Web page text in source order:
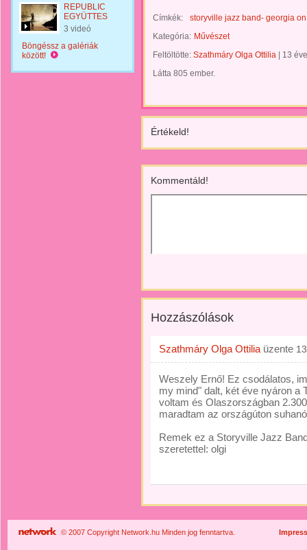
REPUBLIC
EGYÜTTES
3 videó
Böngéssz a galériák
között!
Címkék:
storyville jazz band- georgia
Kategória: Művészet
Feltöltötte: Szathmáry Olga Ottilia
13 éve
Látta 805 ember.
Értékeld!
Kommentáld!
Hozzászólások
Szathmáry Olga Ottilia üzente
Weszely Ernő! Ez csodálatos,
my mind" dalt, két éve nyáron a
voltam és Olaszországban
maradtam az országúton
Remek ez a Storyville Jazz
szeretettel: olgi
© 2007 Copyright Network.hu Minden jog fenntartva.